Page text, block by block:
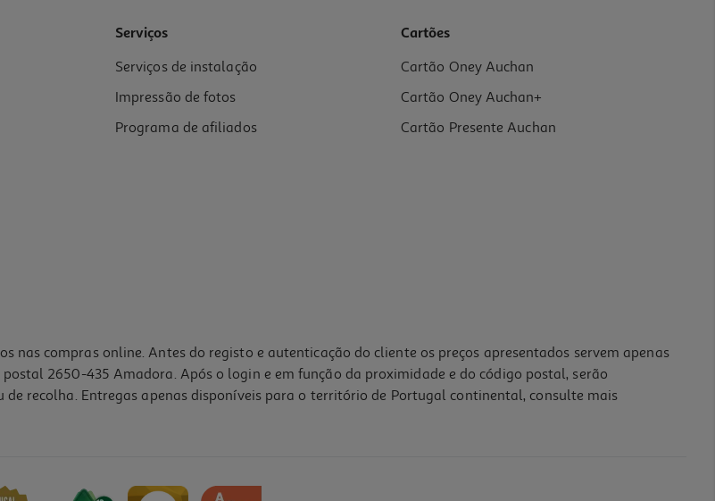
Serviços
Serviços de instalação
Impressão de fotos
Programa de afiliados
Cartões
Cartão Oney Auchan
Cartão Oney Auchan+
Cartão Presente Auchan
nas compras online. Antes do registo e autenticação do cliente os preços apresentados servem apenas
2650-435 Amadora. Após o login e em função da proximidade e do código postal, serão
recolha. Entregas apenas disponíveis para o território de Portugal continental, consulte mais